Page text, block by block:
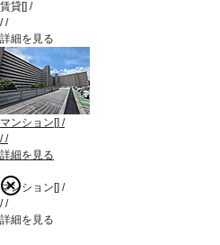
賃貸[] /
//
詳細を見る
マンション [] /
//
詳細を見る
マンション [] /
//
詳細を見る